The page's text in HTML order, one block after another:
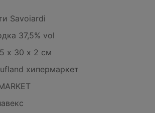
Savoiardi
37,5% vol
х 30 х 2 см
хипермаркет